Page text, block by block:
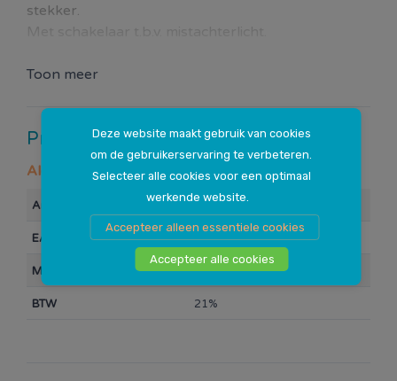
Deze website maakt gebruik van cookies
om de gebruikerservaring te verbeteren.
Selecteer alle cookies voor een optimaal
werkende website.
Accepteer alleen essentiele cookies
Accepteer alle cookies
stekker.
Toon meer
Productspecificaties
Algemeen
Artikelnummer 10014790
EAN Barcode 8715647855761
Merk Trailer Parts
BTW 21%